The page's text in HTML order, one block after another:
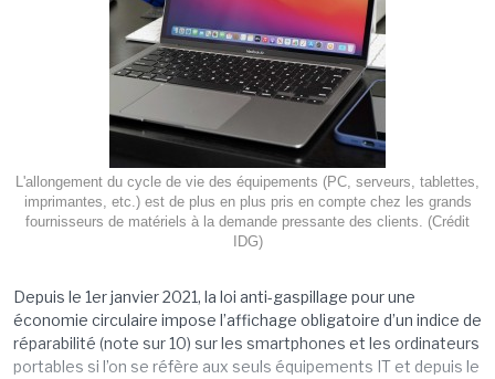
L'allongement du cycle de vie des équipements (PC, serveurs, tablettes,
imprimantes, etc.) est de plus en plus pris en compte chez les grands
fournisseurs de matériels à la demande pressante des clients. (Crédit
IDG)
Depuis le 1er janvier 2021, la loi anti-gaspillage pour une
économie circulaire impose l’affichage obligatoire d’un indice de
réparabilité (note sur 10) sur les smartphones et les ordinateurs
portables si l’on se réfère aux seuls équipements IT et depuis le